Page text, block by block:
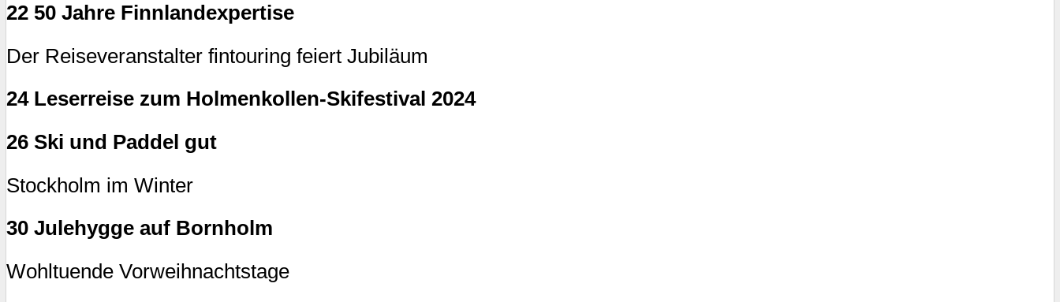
22 50 Jahre Finnlandexpertise
Der Reiseveranstalter fintouring feiert Jubiläum
24 Leserreise zum Holmenkollen-Skifestival 2024
26 Ski und Paddel gut
Stockholm im Winter
30 Julehygge auf Bornholm
Wohltuende Vorweihnachtstage